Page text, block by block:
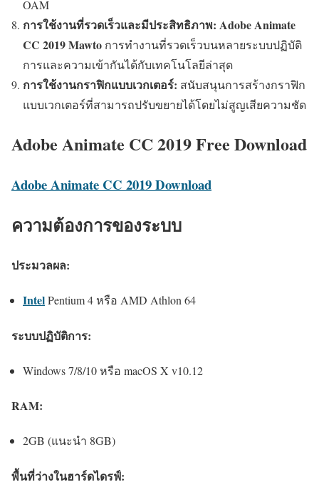
OAM
การใช้งานที่รวดเร็วและมีประสิทธิภาพ: Adobe Animate
CC 2019 Mawto การทำงานที่รวดเร็วบนหลายระบบปฏิบัติ
การและความเข้ากันได้กับเทคโนโลยีล่าสุด
การใช้งานกราฟิกแบบเวกเตอร์: สนับสนุนการสร้างกราฟิก
แบบเวกเตอร์ที่สามารถปรับขยายได้โดยไม่สูญเสียความชัด
Adobe Animate CC 2019 Free Download
Adobe Animate CC 2019 Download
ความต้องการของระบบ
ประมวลผล:
IntelPentium 4 หรือ AMD Athlon 64
ระบบปฏิบัติการ:
Windows 7/8/10 หรือ macOS X v10.12
RAM:
2GB (แนะนำ 8GB)
พื้นที่ว่างในฮาร์ดไดรฟ์: